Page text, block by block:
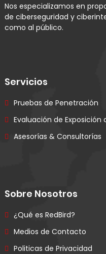
Nos especializamos en
de ciberseguridad y
como al público.
Servicios
Pruebas de Penetración
Evaluación de
Asesorías & Consultorías
Sobre Nosotros
¿Qué es RedBird?
Medios de Contacto
Politicas de Privacidad